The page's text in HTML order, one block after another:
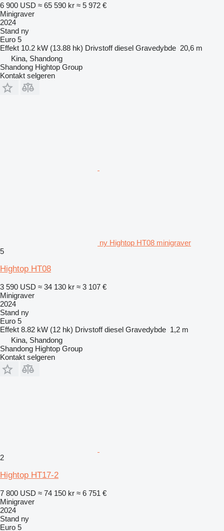
6 900 USD ≈ 65 590 kr ≈ 5 972 €
Minigraver
2024
Stand ny
Euro 5
Effekt 10.2 kW (13.88 hk) Drivstoff diesel Gravedybde 20,6 m
Kina, Shandong
Shandong Hightop Group
Kontakt selgeren
ny Hightop HT08 minigraver
5
Hightop HT08
3 590 USD ≈ 34 130 kr ≈ 3 107 €
Minigraver
2024
Stand ny
Euro 5
Effekt 8.82 kW (12 hk) Drivstoff diesel Gravedybde 1,2 m
Kina, Shandong
Shandong Hightop Group
Kontakt selgeren
2
Hightop HT17-2
7 800 USD ≈ 74 150 kr ≈ 6 751 €
Minigraver
2024
Stand ny
Euro 5